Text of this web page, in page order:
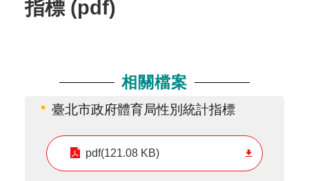
指標 (pdf)
相關檔案
臺北市政府體育局性別統計指標
pdf(121.08 KB)